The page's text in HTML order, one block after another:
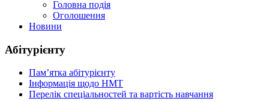
Головна подія
Оголошення
Новини
Абітурієнту
Пам’ятка абітурієнту
Інформація щодо НМТ
Перелік спеціальностей та вартість навчання